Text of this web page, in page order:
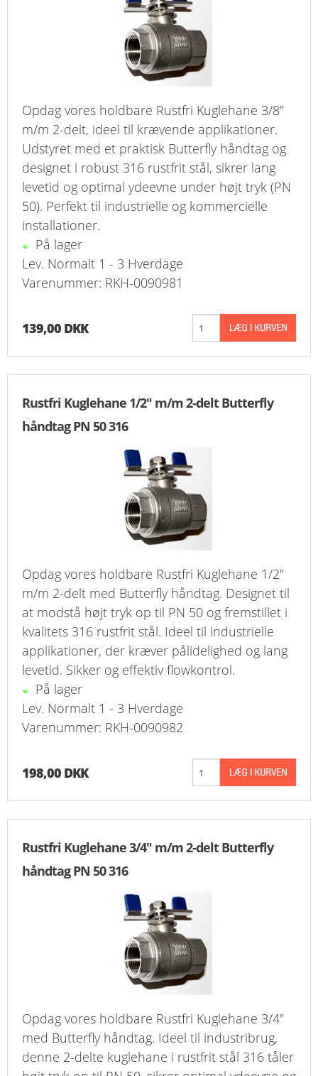
FAVORIT
KONTAKT
B2BLOGIN
LOG UD
Opdag vores holdbare Rustfri Kuglehane 3/8"
m/m 2-delt, ideel til krævende applikationer.
Udstyret med et praktisk Butterfly håndtag og
designet i robust 316 rustfrit stål, sikrer lang
levetid og optimal ydeevne under højt tryk (PN
50). Perfekt til industrielle og kommercielle
installationer.
På lager
Lev. Normalt 1 - 3 Hverdage
Varenummer: RKH-0090981
139,00 DKK
Rustfri Kuglehane 1/2" m/m 2-delt Butterfly
håndtag PN 50 316
Opdag vores holdbare Rustfri Kuglehane 1/2"
m/m 2-delt med Butterfly håndtag. Designet til
at modstå højt tryk op til PN 50 og fremstillet i
kvalitets 316 rustfrit stål. Ideel til industrielle
applikationer, der kræver pålidelighed og lang
levetid. Sikker og effektiv flowkontrol.
På lager
Lev. Normalt 1 - 3 Hverdage
Varenummer: RKH-0090982
198,00 DKK
Rustfri Kuglehane 3/4" m/m 2-delt Butterfly
håndtag PN 50 316
Opdag vores holdbare Rustfri Kuglehane 3/4"
med Butterfly håndtag. Ideel til industribrug,
denne 2-delte kuglehane i rustfrit stål 316 tåler